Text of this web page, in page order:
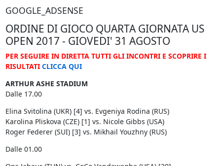
GOOGLE_ADSENSE
ORDINE DI GIOCO QUARTA GIORNATA US
OPEN 2017 - GIOVEDI' 31 AGOSTO
PER SEGUIRE IN DIRETTA TUTTI GLI INCONTRI E SCOPRIRE I
RISULTATI CLICCA QUI
ARTHUR ASHE STADIUM
Dalle 17.00
Elina Svitolina (UKR) [4] vs. Evgeniya Rodina (RUS)
Karolina Pliskova (CZE) [1] vs. Nicole Gibbs (USA)
Roger Federer (SUI) [3] vs. Mikhail Youzhny (RUS)
Dalle 01.00